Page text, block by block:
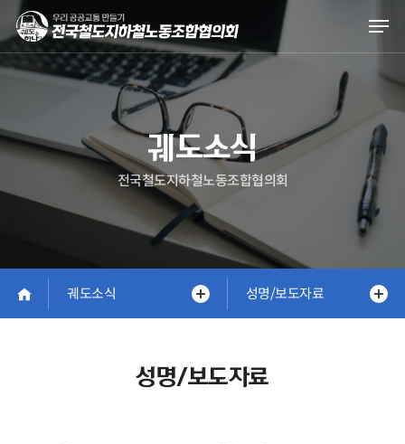
Skip
main
content
궤도소식
전국철도지하철노동조합협의회
궤도소식 성명/보도자료
성명/보도자료